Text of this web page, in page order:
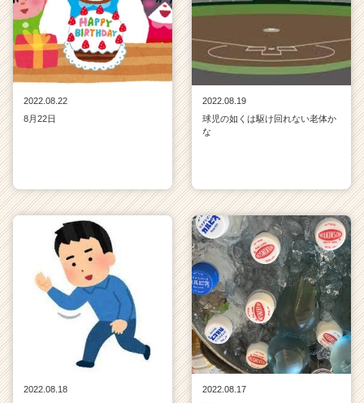
2022.08.22
8月22日
2022.08.19
球児の如くは駆け回れない老体か
な
2022.08.18
2022.08.17